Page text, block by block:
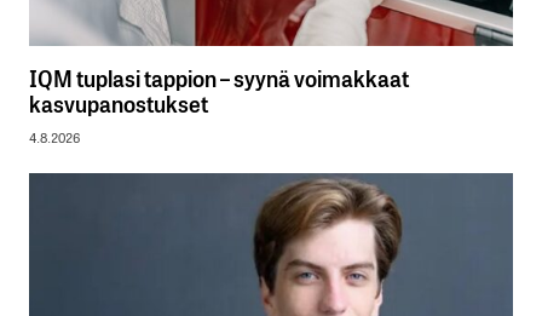
IQM tuplasi tappion – syynä voimakkaat
kasvupanostukset
4.8.2026